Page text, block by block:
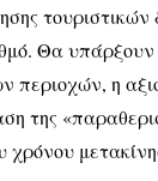
τουριστικών
Θα υπάρξουν
η
της
χρόνου